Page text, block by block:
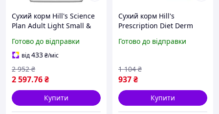
Сухий корм Hill's Science
Plan Adult Light Small &
кг
Готово до відправки
від433₴/міс
2 597.76₴
2 952 ₴
Купити
Сухий корм Hill's
Prescription Diet Derm
собак малих порід при
атопічному дерматиті 1
Готово до відправки
937₴
1 104 ₴
Купити